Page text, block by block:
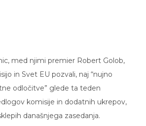
in Svet EU pozvali, naj “nujno
odločitve” glede ta teden
komisije in dodatnih ukrepov,
današnjega zasedanja.